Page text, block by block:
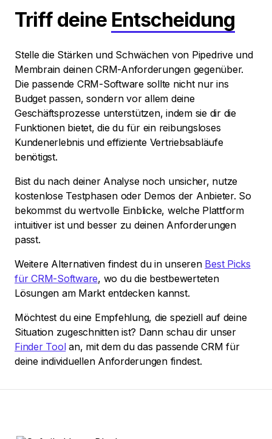
Triff deine Entscheidung
Stelle die Stärken und Schwächen von Pipedrive und
Membrain deinen CRM-Anforderungen gegenüber.
Die passende CRM-Software sollte nicht nur ins
Budget passen, sondern vor allem deine
Geschäftsprozesse unterstützen, indem sie dir die
Funktionen bietet, die du für ein reibungsloses
Kundenerlebnis und effiziente Vertriebsabläufe
benötigst.
Bist du nach deiner Analyse noch unsicher, nutze
kostenlose Testphasen oder Demos der Anbieter. So
bekommst du wertvolle Einblicke, welche Plattform
intuitiver ist und besser zu deinen Anforderungen
passt.
Weitere Alternativen findest du in unseren Best Picks
für CRM-Software, wo du die bestbewerteten
Lösungen am Markt entdecken kannst.
Möchtest du eine Empfehlung, die speziell auf deine
Situation zugeschnitten ist? Dann schau dir unser
Finder Toolan, mit dem du das passende CRM für
deine individuellen Anforderungen findest.